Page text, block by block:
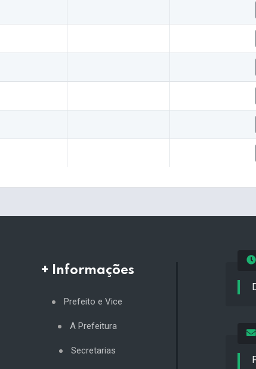
+ Informações
Prefeito e Vice
A Prefeitura
Secretarias